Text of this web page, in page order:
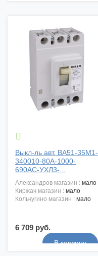

Выкл-ль авт. ВА51-35М1-
340010-80А-1000-
690AC-УХЛ3-...
александров магазин : мало
киржач магазин : мало
кольчугино магазин : мало
6 709 руб.